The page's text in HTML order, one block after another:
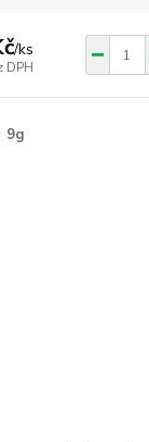
/ks
DPH
9g